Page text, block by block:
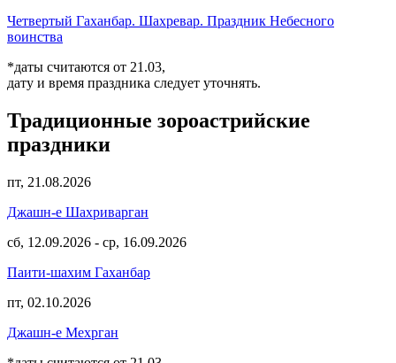
Четвертый Гаханбар. Шахревар. Праздник Небесного
воинства
*даты считаются от 21.03,
дату и время праздника следует уточнять.
Традиционные зороастрийские
праздники
пт, 21.08.2026
Джашн-е Шахриварган
сб, 12.09.2026 - ср, 16.09.2026
Паити-шахим Гаханбар
пт, 02.10.2026
Джашн-е Мехрган